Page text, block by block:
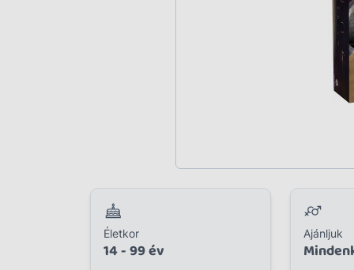
Életkor
14 - 99 év
Ajánljuk